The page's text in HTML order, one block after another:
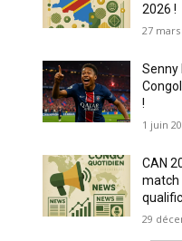
2026 !
27 mars
Senny
!
1 juin
CAN
match
29